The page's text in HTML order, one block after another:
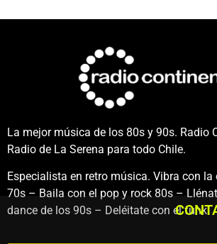
La mejor música de los 80s y 90s. Radio
Radio de La Serena para todo Chile.
Especialista en retro música. Vibra con
70s – Baila con el pop y rock 80s –
dance de los 90s – Deléitate con el funk.